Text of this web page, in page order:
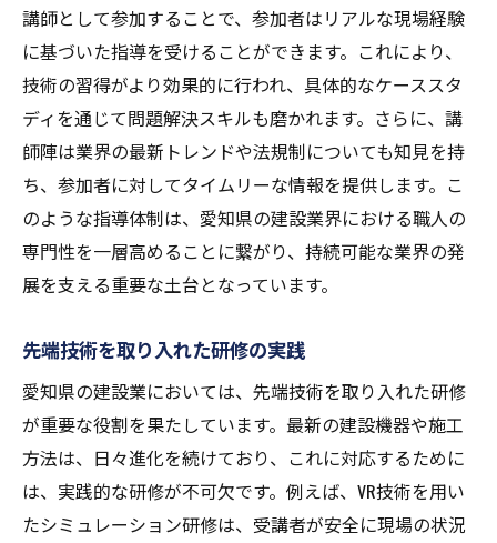
講師として参加することで、参加者はリアルな現場経験
に基づいた指導を受けることができます。これにより、
技術の習得がより効果的に行われ、具体的なケーススタ
ディを通じて問題解決スキルも磨かれます。さらに、講
師陣は業界の最新トレンドや法規制についても知見を持
ち、参加者に対してタイムリーな情報を提供します。こ
のような指導体制は、愛知県の建設業界における職人の
専門性を一層高めることに繋がり、持続可能な業界の発
展を支える重要な土台となっています。
先端技術を取り入れた研修の実践
愛知県の建設業においては、先端技術を取り入れた研修
が重要な役割を果たしています。最新の建設機器や施工
方法は、日々進化を続けており、これに対応するために
は、実践的な研修が不可欠です。例えば、VR技術を用い
たシミュレーション研修は、受講者が安全に現場の状況